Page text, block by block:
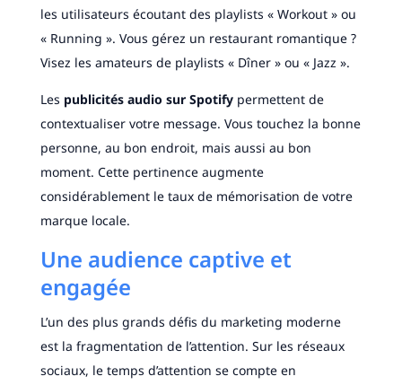
les utilisateurs écoutant des playlists « Workout » ou
« Running ». Vous gérez un restaurant romantique ?
Visez les amateurs de playlists « Dîner » ou « Jazz ».
Les publicités audio sur Spotifypermettent de
contextualiser votre message. Vous touchez la bonne
personne, au bon endroit, mais aussi au bon
moment. Cette pertinence augmente
considérablement le taux de mémorisation de votre
marque locale.
Une audience captive et
engagée
L’un des plus grands défis du marketing moderne
est la fragmentation de l’attention. Sur les réseaux
sociaux, le temps d’attention se compte en